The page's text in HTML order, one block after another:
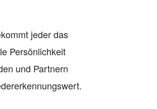
jeder das
Persönlichkeit
und Partnern